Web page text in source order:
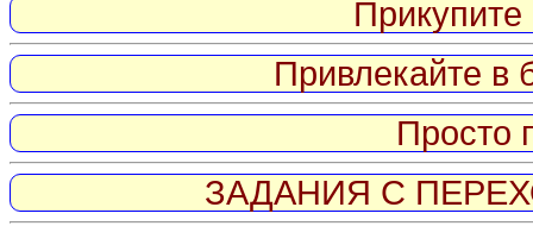
Привлекайте в
Просто
ЗАДАНИЯ С